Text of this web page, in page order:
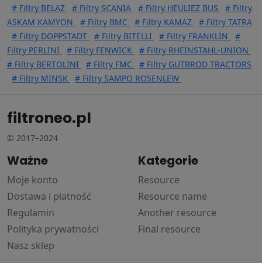
# Filtry BELAZ
# Filtry SCANIA # Filtry HEULIEZ BUS
# Filtry
ASKAM KAMYON
# Filtry BMC # Filtry KAMAZ
# Filtry TATRA
# Filtry DOPPSTADT
# Filtry BITELLI # Filtry FRANKLIN
#
Filtry PERLINI
# Filtry FENWICK
# Filtry RHEINSTAHL-UNION
# Filtry BERTOLINI
# Filtry FMC
# Filtry GUTBROD TRACTORS
# Filtry MINSK
# Filtry SAMPO ROSENLEW
filtroneo.pl
© 2017–2024
Ważne
Moje konto
Dostawa i płatność
Regulamin
Polityka prywatności
Nasz sklep
Kategorie
Resource
Resource name
Another resource
Final resource